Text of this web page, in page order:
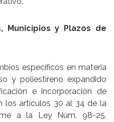
Municipios y Plazos de
específicos en materia
y poliestireno expandido
e incorporación de
los artículos 30 al 34 de la
a la Ley Núm. 98-25,